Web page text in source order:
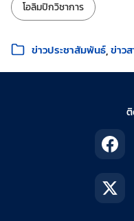
โอลิมปิกวิชาการ
หมวดหมู่:
ข่าวประชาสัมพันธ์ ข่าว
ติ